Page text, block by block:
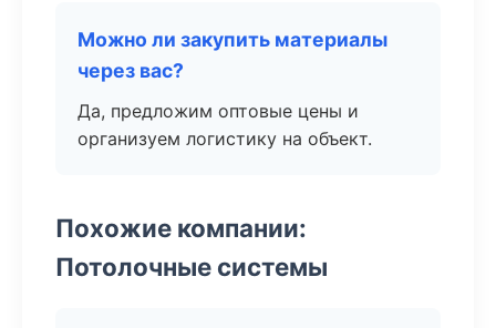
Можно ли закупить материалы
через вас?
Да, предложим оптовые цены и
организуем логистику на объект.
Похожие компании:
Потолочные системы